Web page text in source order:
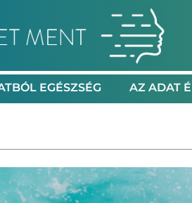
EGÉSZSÉG AZ ADAT